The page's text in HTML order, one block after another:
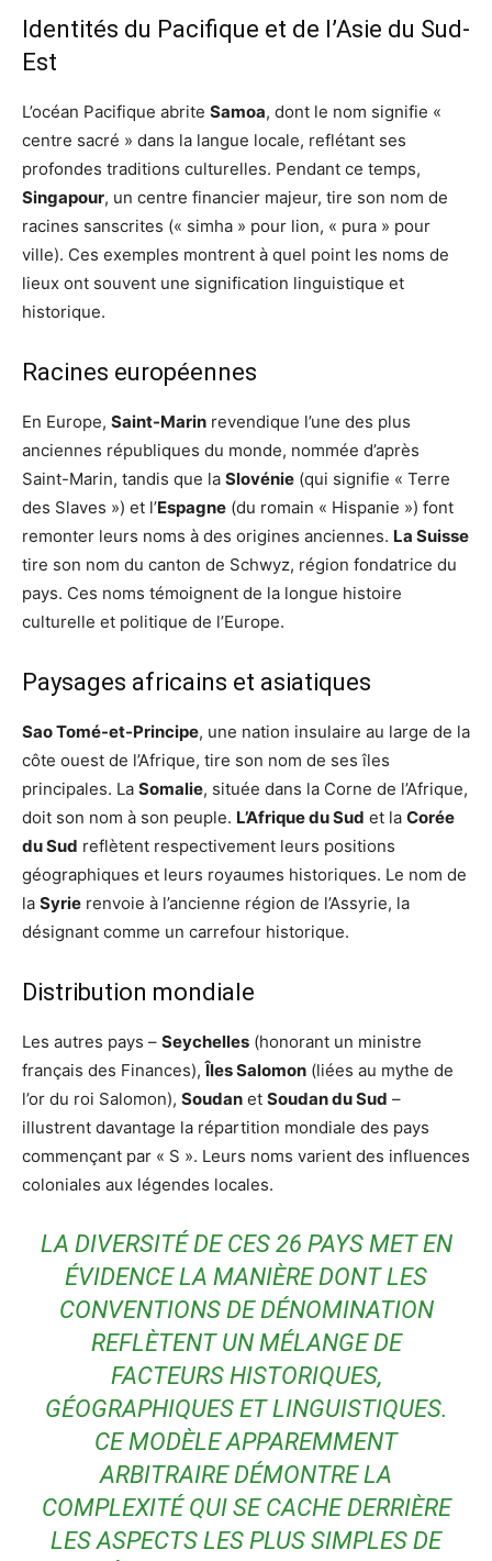
Identités du Pacifique et de l’Asie du Sud-
Est
L’océan Pacifique abrite Samoa, dont le nom signifie «
centre sacré » dans la langue locale, reflétant ses
profondes traditions culturelles. Pendant ce temps,
Singapour, un centre financier majeur, tire son nom de
racines sanscrites (« simha » pour lion, « pura » pour
ville). Ces exemples montrent à quel point les noms de
lieux ont souvent une signification linguistique et
historique.
Racines européennes
En Europe, Saint-Marin revendique l’une des plus
anciennes républiques du monde, nommée d’après
Saint-Marin, tandis que la Slovénie (qui signifie « Terre
des Slaves ») et l’Espagne (du romain « Hispanie ») font
remonter leurs noms à des origines anciennes. La Suisse
tire son nom du canton de Schwyz, région fondatrice du
pays. Ces noms témoignent de la longue histoire
culturelle et politique de l’Europe.
Paysages africains et asiatiques
Sao Tomé-et-Principe, une nation insulaire au large de la
côte ouest de l’Afrique, tire son nom de ses îles
principales. La Somalie, située dans la Corne de l’Afrique,
doit son nom à son peuple. L’Afrique du Sud et la Corée
du Sud reflètent respectivement leurs positions
géographiques et leurs royaumes historiques. Le nom de
la Syrie renvoie à l’ancienne région de l’Assyrie, la
désignant comme un carrefour historique.
Distribution mondiale
Les autres pays – Seychelles (honorant un ministre
français des Finances),Îles Salomon (liées au mythe de
l’or du roi Salomon), Soudan et Soudan du Sud –
illustrent davantage la répartition mondiale des pays
commençant par « S ». Leurs noms varient des influences
coloniales aux légendes locales.
LA DIVERSITÉ DE CES 26 PAYS MET EN
ÉVIDENCE LA MANIÈRE DONT LES
CONVENTIONS DE DÉNOMINATION
REFLÈTENT UN MÉLANGE DE
FACTEURS HISTORIQUES,
GÉOGRAPHIQUES ET LINGUISTIQUES.
CE MODÈLE APPAREMMENT
ARBITRAIRE DÉMONTRE LA
COMPLEXITÉ QUI SE CACHE DERRIÈRE
LES ASPECTS LES PLUS SIMPLES DE